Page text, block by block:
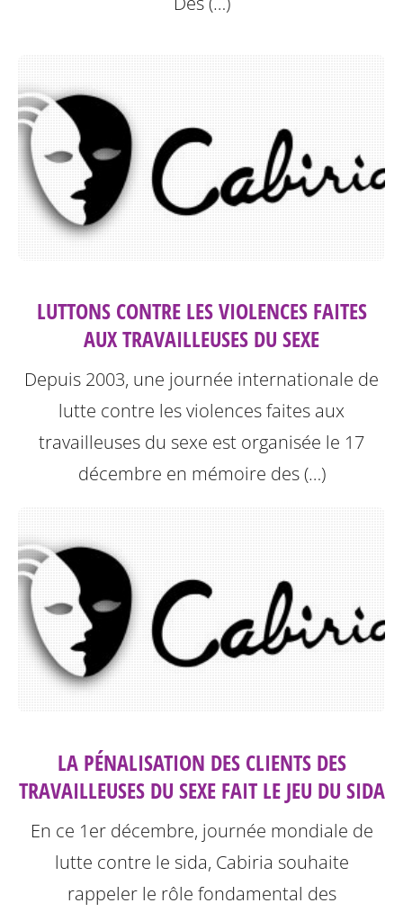
LUTTONS CONTRE LES VIOLENCES FAITES
AUX TRAVAILLEUSES DU SEXE
Depuis 2003, une journée internationale de
lutte contre les violences faites aux
travailleuses du sexe est organisée le 17
décembre en mémoire des (…)
LA PÉNALISATION DES CLIENTS DES
TRAVAILLEUSES DU SEXE FAIT LE JEU DU SIDA
En ce 1er décembre, journée mondiale de
lutte contre le sida, Cabiria souhaite
rappeler le rôle fondamental des